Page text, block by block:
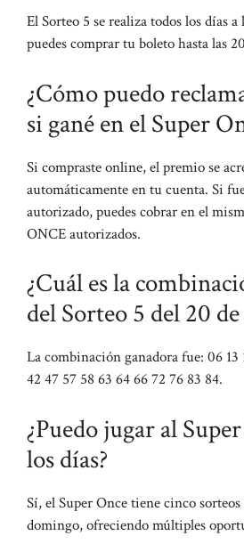
El Sorteo 5 se realiza todos los días a
puedes comprar tu boleto hasta las
¿Cómo puedo
si gané en el Super
Si compraste online, el premio se
automáticamente en tu cuenta. Si
autorizado, puedes cobrar en el
ONCE autorizados.
¿Cuál es la
del Sorteo 5 del 20
La combinación ganadora fue: 06 13
42 47 57 58 63 64 66 72 76 83 84.
¿Puedo jugar al
los días?
Sí, el Super Once tiene cinco
domingo, ofreciendo múltiples